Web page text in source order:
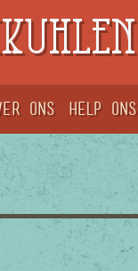
ons Help ons